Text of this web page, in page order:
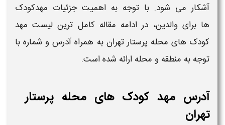
آشکار می شود. با توجه به اهمیت جزئیات مهدکودک
هابرای والدین، در ادامه مقاله کامل ترین لیست مهد
کودک های محله پرستار تهران به همراه آدرس و شماره با
توجه به منطقه و محله ارائه شده است.
آدرس مهد کودک های محله پرستار
تهران